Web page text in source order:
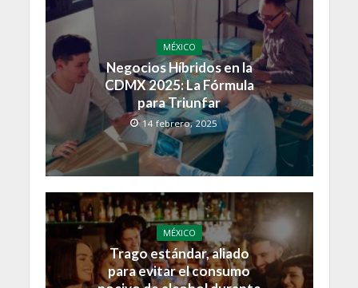
MÉXICO
Negocios Híbridos en la
CDMX 2025: La Fórmula
para Triunfar
14 febrero, 2025
MÉXICO
Trago estándar, aliado
para evitar el consumo